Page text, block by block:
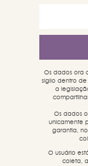
Os dados ora
sigilo dentro
a
Os dados
unicamente
garantia,
O usuário
coleta,